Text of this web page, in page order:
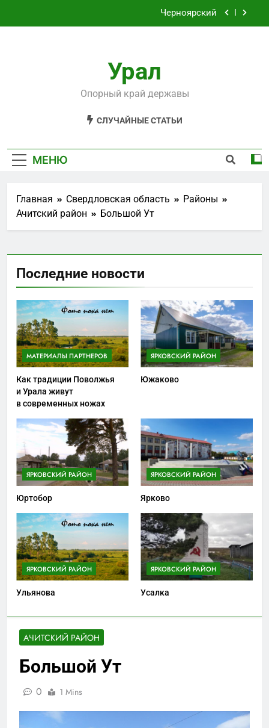
Черноярский
Староуткинск
Черноярский
Урал
Опорный край державы
СЛУЧАЙНЫЕ СТАТЬИ
МЕНЮ
Главная Свердловская область
Районы
Ачитский район
Большой Ут
АЧИТСКИЙ РАЙОН
Большой Ут
0 1 Mins
Последние новости
МАТЕРИАЛЫ ПАРТНЕРОВ
Как традиции Поволжья
и Урала живут
в современных ножах
ЯРКОВСКИЙ РАЙОН
Южаково
ЯРКОВСКИЙ РАЙОН
Юртобор
ЯРКОВСКИЙ РАЙОН
Ярково
ЯРКОВСКИЙ РАЙОН
Ульянова
ЯРКОВСКИЙ РАЙОН
Усалка